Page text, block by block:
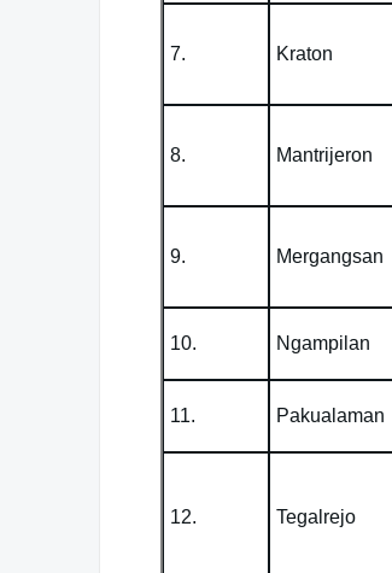
7. Kraton
8. Mantrijeron
9. Mergangsan
10. Ngampilan
11. Pakualaman
12. Tegalrejo